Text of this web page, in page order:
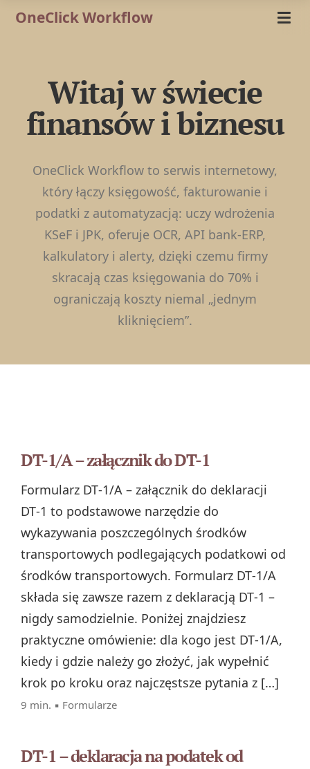
OneClick Workflow
Witaj w świecie
finansów i biznesu
OneClick Workflow to serwis internetowy,
który łączy księgowość, fakturowanie i
podatki z automatyzacją: uczy wdrożenia
KSeF i JPK, oferuje OCR, API bank-ERP,
kalkulatory i alerty, dzięki czemu firmy
skracają czas księgowania do 70% i
ograniczają koszty niemal „jednym
kliknięciem”.
DT-1/A – załącznik do DT-1
Formularz DT‑1/A – załącznik do deklaracji
DT‑1 to podstawowe narzędzie do
wykazywania poszczególnych środków
transportowych podlegających podatkowi od
środków transportowych. Formularz DT‑1/A
składa się zawsze razem z deklaracją DT‑1 –
nigdy samodzielnie. Poniżej znajdziesz
praktyczne omówienie: dla kogo jest DT‑1/A,
kiedy i gdzie należy go złożyć, jak wypełnić
krok po kroku oraz najczęstsze pytania z […]
9 min. ▪ Formularze
DT-1 – deklaracja na podatek od